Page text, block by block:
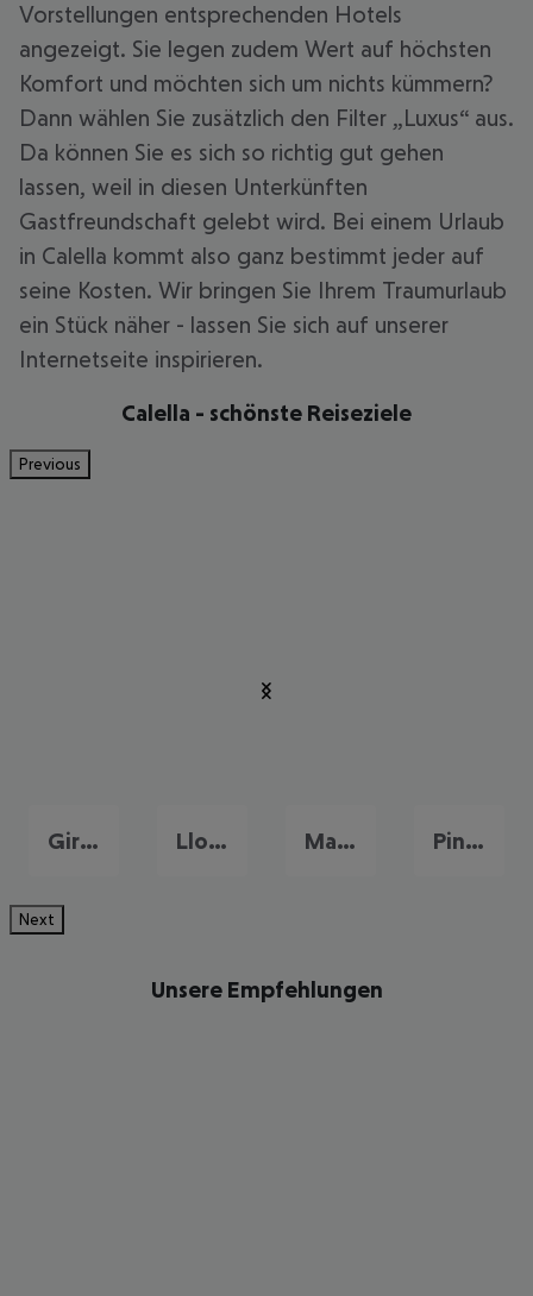
Vorstellungen entsprechenden Hotels
angezeigt. Sie legen zudem Wert auf höchsten
Komfort und möchten sich um nichts kümmern?
Dann wählen Sie zusätzlich den Filter „Luxus“ aus.
Da können Sie es sich so richtig gut gehen
lassen, weil in diesen Unterkünften
Gastfreundschaft gelebt wird. Bei einem Urlaub
in Calella kommt also ganz bestimmt jeder auf
seine Kosten. Wir bringen Sie Ihrem Traumurlaub
ein Stück näher - lassen Sie sich auf unserer
Internetseite inspirieren.
Calella - schönste Reiseziele
Previous
Girona Lloret de Mar Malgrat de Mar Pineda de Mar
Next
Unsere Empfehlungen